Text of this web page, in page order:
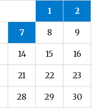
1 2
7 8 9
14 15 16
21 22 23
28 29 30